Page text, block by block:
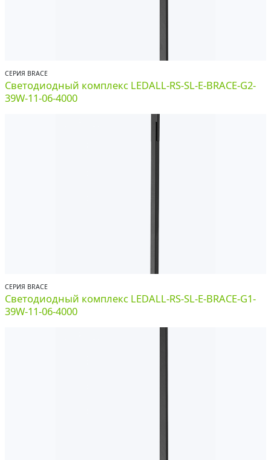
СЕРИЯ BRACE
Светодиодный комплекс LEDALL-RS-SL-E-BRACE-G2-
39W-11-06-4000
СЕРИЯ BRACE
Светодиодный комплекс LEDALL-RS-SL-E-BRACE-G1-
39W-11-06-4000